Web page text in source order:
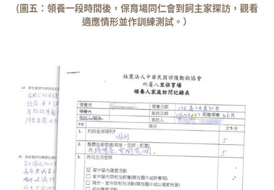
(圖五：領養一段時間後，保育場同仁會到飼主家探訪，觀看
適應情形並作訓練測試。）